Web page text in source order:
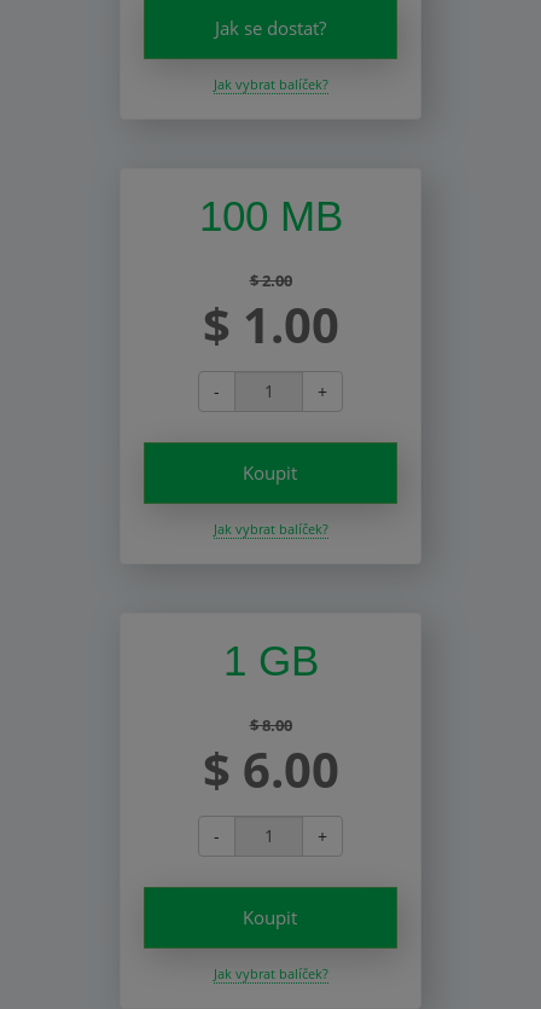
Jak se dostat?
Jak vybrat balíček?
100 MB
$ 2.00
$ 1.00
- +
Koupit
Jak vybrat balíček?
1 GB
$ 8.00
$ 6.00
- +
Koupit
Jak vybrat balíček?